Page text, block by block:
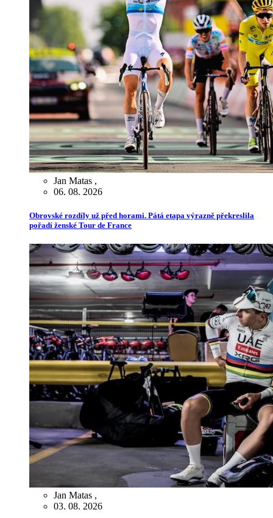
Jan Matas ,
06. 08. 2026
Obrovské rozdíly už před horami. Pátá etapa výrazně překreslila
pořadí ženské Tour de France
Jan Matas ,
03. 08. 2026